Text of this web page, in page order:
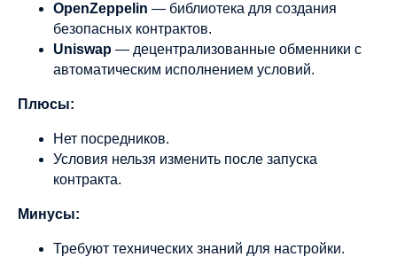
OpenZeppelin — библиотека для создания
безопасных контрактов.
Uniswap — децентрализованные обменники с
автоматическим исполнением условий.
Плюсы:
Нет посредников.
Условия нельзя изменить после запуска
контракта.
Минусы:
Требуют технических знаний для настройки.